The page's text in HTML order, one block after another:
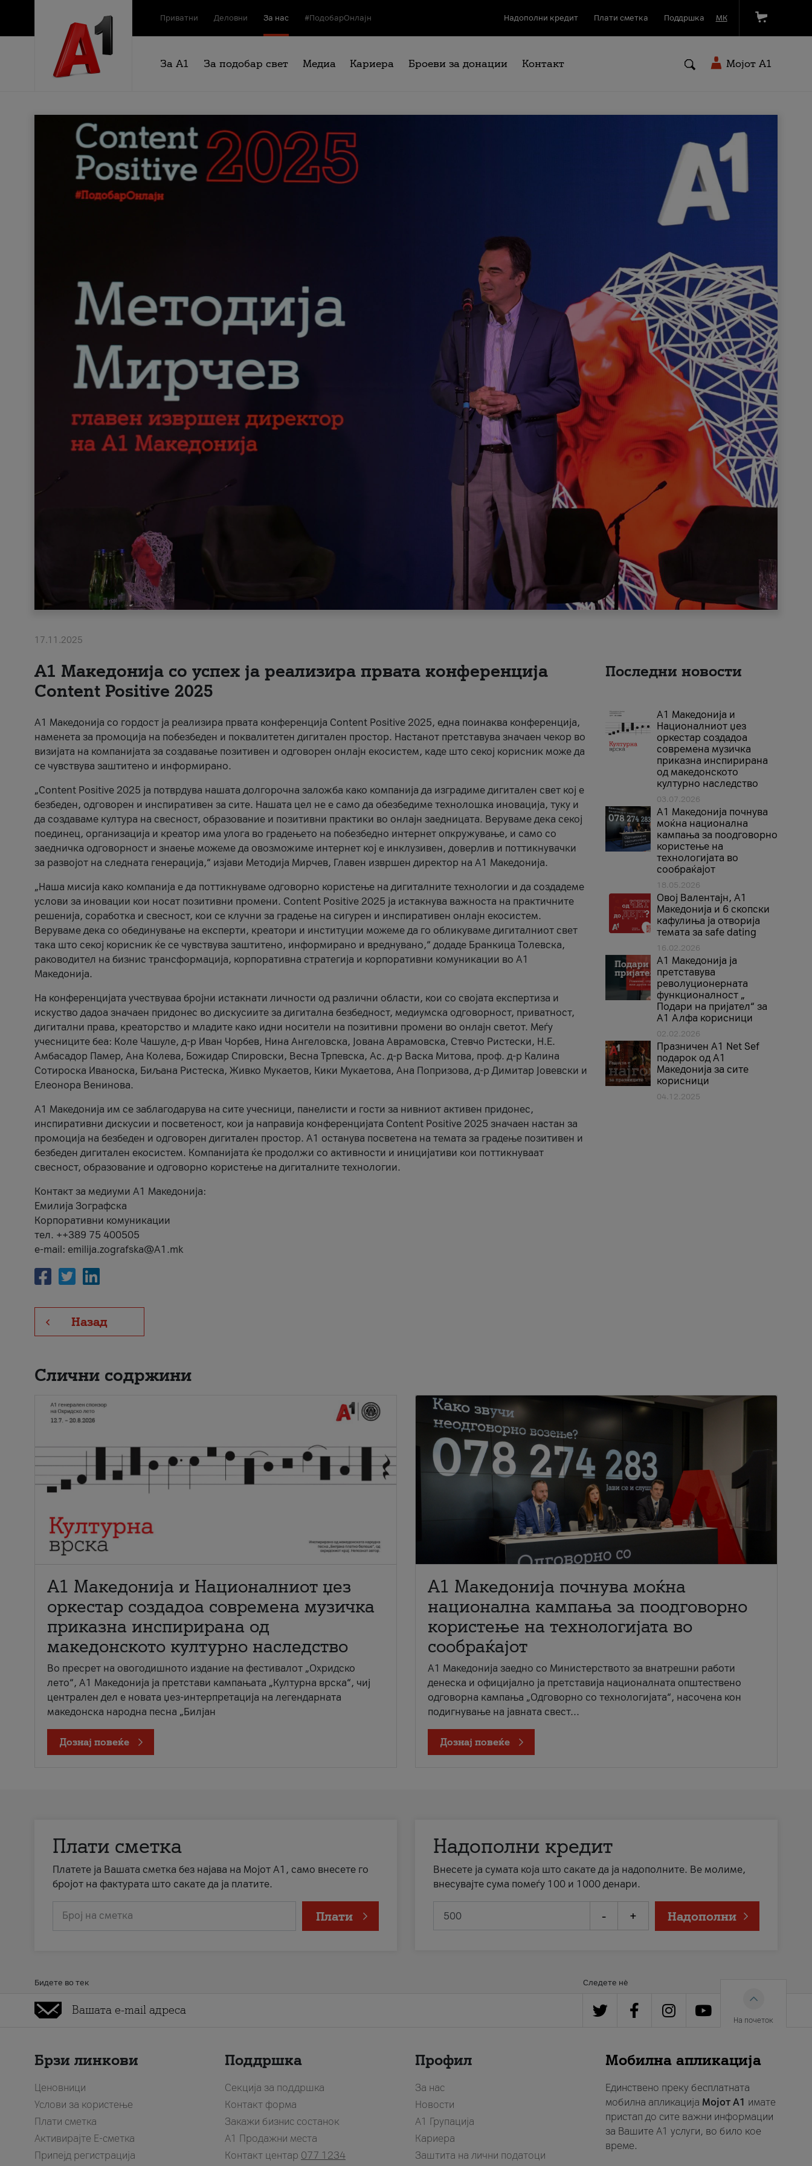
Приватни Деловни За нас #ПодобарОнлајн Надополни кредит Плати сметка Поддршка МК
За А1 За подобар свет Медиа Кариера Броеви за донации Контакт Мојот A1
17.11.2025
А1 Македонија со успех ја реализира првата конференција
Content Positive 2025
А1 Македонија со гордост ја реализира првата конференција Content Positive 2025, една поинаква конференција,
наменета за промоција на побезбеден и поквалитетен дигитален простор. Настанот претставува значаен чекор во
визијата на компанијата за создавање позитивен и одговорен онлајн екосистем, каде што секој корисник може да
се чувствува заштитено и информирано.
„Content Positive 2025 ја потврдува нашата долгорочна заложба како компанија да изградиме дигитален свет кој е
безбеден, одговорен и инспиративен за сите. Нашата цел не е само да обезбедиме технолошка иновација, туку и
да создаваме култура на свесност, образование и позитивни практики во онлајн заедницата. Веруваме дека секој
поединец, организација и креатор има улога во градењето на побезбедно интернет опкружување, и само со
заедничка одговорност и знаење можеме да овозможиме интернет кој е инклузивен, доверлив и поттикнувачки
за развојот на следната генерација,“ изјави Методија Мирчев, Главен извршен директор на А1 Македонија.
„Наша мисија како компанија е да поттикнуваме одговорно користење на дигиталните технологии и да создадеме
услови за иновации кои носат позитивни промени. Content Positive 2025 ја истакнува важноста на практичните
решенија, соработка и свесност, кои се клучни за градење на сигурен и инспиративен онлајн екосистем.
Веруваме дека со обединување на експерти, креатори и институции можеме да го обликуваме дигиталниот свет
така што секој корисник ќе се чувствува заштитено, информирано и вреднувано,“ додаде Бранкица Толевска,
раководител на бизнис трансформација, корпоративна стратегија и корпоративни комуникации во А1
Македонија.
На конференцијата учествуваа бројни истакнати личности од различни области, кои со својата експертиза и
искуство дадоа значаен придонес во дискусиите за дигитална безбедност, медиумска одговорност, приватност,
дигитални права, креаторство и младите како идни носители на позитивни промени во онлајн светот. Меѓу
учесниците беа: Коле Чашуле, д-р Иван Чорбев, Нина Ангеловска, Јована Аврамовска, Стевчо Ристески, Н.Е.
Амбасадор Памер, Ана Колева, Божидар Спировски, Весна Трпевска, Ас. д-р Васка Митова, проф. д-р Калина
Сотироска Иваноска, Биљана Ристеска, Живко Мукаетов, Кики Мукаетова, Ана Попризова, д-р Димитар Јовевски и
Елеонора Венинова.
А1 Македонија им се заблагодарува на сите учесници, панелисти и гости за нивниот активен придонес,
инспиративни дискусии и посветеност, кои ја направија конференцијата Content Positive 2025 значаен настан за
промоција на безбеден и одговорен дигитален простор. А1 останува посветена на темата за градење позитивен и
безбеден дигитален екосистем. Компанијата ќе продолжи со активности и иницијативи кои поттикнуваат
свесност, образование и одговорно користење на дигиталните технологии.
Контакт за медиуми А1 Македонија:
Емилија Зографска
Корпоративни комуникации
тел. ++389 75 400505
e-mail: emilija.zografska@A1.mk
Назад
Последни новости
А1 Македонија и
Националниот џез
оркестар создадоа
современа музичка
приказна инспирирана
од македонското
културно наследство
03.07.2026
A1 Македонија почнува
моќна национална
кампања за поодговорно
користење на
технологијата во
сообраќајот
18.05.2026
Овој Валентајн, A1
Македонија и 6 скопски
кафулиња ја отворија
темата за safe dating
16.02.2026
А1 Македонија ја
претставува
револуционерната
функционалност „
Подари на пријател“ за
А1 Алфа корисници
02.02.2026
Празничен A1 Net Sеf
подарок од А1
Македонија за сите
корисници
04.12.2025
Слични содржини
А1 Македонија и Националниот џез
оркестар создадоа современа музичка
приказна инспирирана од
македонското културно наследство
Во пресрет на овогодишното издание на фестивалот „Охридско
лето“, А1 Македонија ја претстави кампањата „Културна врска“, чиј
централен дел е новата џез-интерпретација на легендарната
македонска народна песна „Билјан
Дознај повеќе
A1 Македонија почнува моќна
национална кампања за поодговорно
користење на технологијата во
сообраќајот
A1 Македонија заедно со Министерството за внатрешни работи
денеска и официјално ја претставија националната општествено
одговорна кампања „Одговорно со технологијата“, насочена кон
подигнување на јавната свест...
Дознај повеќе
Плати сметка
Платете ја Вашата сметка без најава на Мојот А1, само внесете го
бројот на фактурата што сакате да ја платите.
Број на сметка Плати
Надополни кредит
Внесете ја сумата која што сакате да ја надополните. Ве молиме,
внесувајте сума помеѓу 100 и 1000 денари.
- + Надополни
Бидете во тек Следете нè
На почеток
Брзи линкови
Ценовници
Услови за користење
Плати сметка
Активирајте Е-сметка
Припејд регистрација
Поддршка
Секција за поддршка
Контакт форма
Закажи бизнис состанок
A1 Продажни места
Контакт центар 077 1234
Профил
За нас
Новости
А1 Групација
Кариера
Заштита на лични податоци
Мобилна апликација
Единствено преку бесплатната
мобилна апликација Мојот A1 имате
пристап до сите важни информации
за Вашите A1 услуги, во било кое
време.